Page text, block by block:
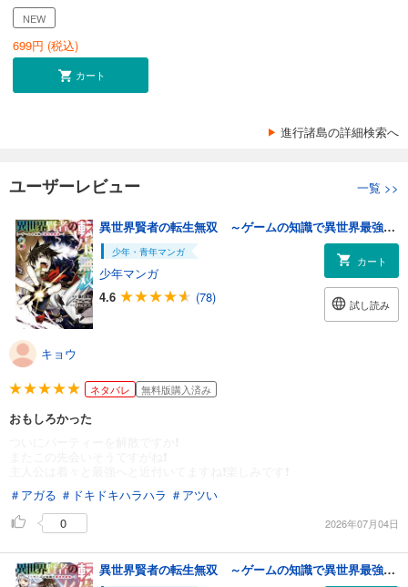
NEW
699円 (税込)
カート
進行諸島の詳細検索へ
ユーザーレビュー 一覧 >>
異世界賢者の転生無双 ～ゲームの知識で異世界最強～ 3巻
少年・青年マンガ
少年マンガ
4.6
(78)
カート
試し読み
キョウ
ネタバレ 無料版購入済み
おもしろかった
＃アガる ＃ドキドキハラハラ ＃アツい
0
2026年07月04日
異世界賢者の転生無双 ～ゲームの知識で異世界最強～ 2巻